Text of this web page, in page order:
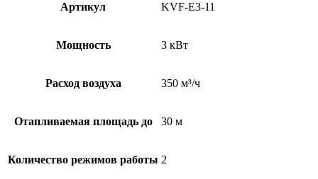
Артикул KVF-E3-11
Мощность 3 кВт
Расход воздуха 350 м³/ч
Отапливаемая площадь до 30 м
Количество режимов работы 2